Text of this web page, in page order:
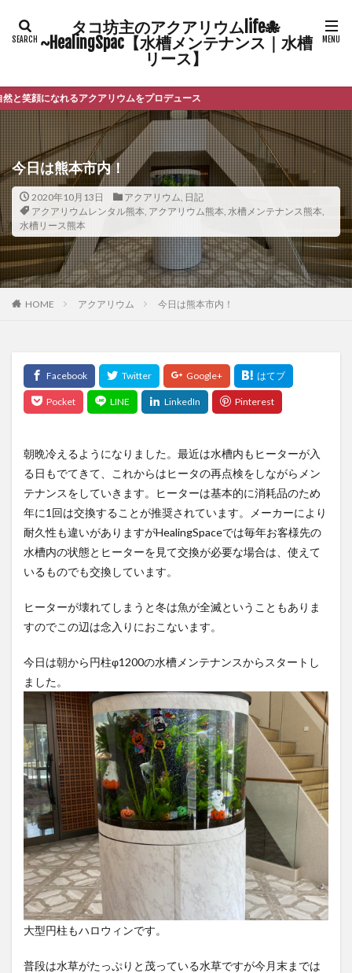
タコ坊主のアクアリウムlife🐙
~HealingSpac【水槽メンテナンス｜水槽
リース】
アリウムをプロデュース
今日は熊本市内！
2020年10月13日 アクアリウム, 日記
アクアリウムレンタル熊本, アクアリウム熊本, 水槽メンテナンス熊本,
水槽リース熊本
HOME アクアリウム 今日は熊本市内！
朝晩冷えるようになりました。最近は水槽内もヒーターが入
る日もでてきて、これからはヒータの再点検をしながらメン
テナンスをしていきます。ヒーターは基本的に消耗品のため
年に1回は交換することが推奨されています。メーカーにより
耐久性も違いがありますがHealingSpaceでは毎年お客様先の
水槽内の状態とヒーターを見て交換が必要な場合は、使えて
いるものでも交換しています。
ヒーターが壊れてしまうと冬は魚が全滅ということもありま
すのでこの辺は念入りにおこないます。
今日は朝から円柱φ1200の水槽メンテナンスからスタートし
ました。
大型円柱もハロウィンです。
普段は水草がたっぷりと茂っている水草ですが今月末までは